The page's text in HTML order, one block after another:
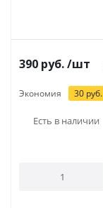
390 руб./шт
Экономия 30 руб.
Есть в наличии